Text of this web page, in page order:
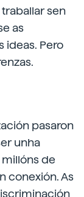
sen
as
ideas. Pero
pasaron
unha
de
conexión. As